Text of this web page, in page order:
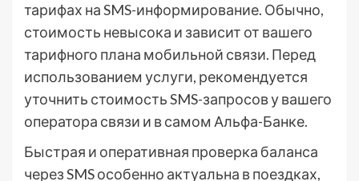
тарифах на SMS-информирование. Обычно,
стоимость невысока и зависит от вашего
тарифного плана мобильной связи. Перед
использованием услуги, рекомендуется
уточнить стоимость SMS-запросов у вашего
оператора связи и в самом Альфа-Банке.
Быстрая и оперативная проверка баланса
через SMS особенно актуальна в поездках,